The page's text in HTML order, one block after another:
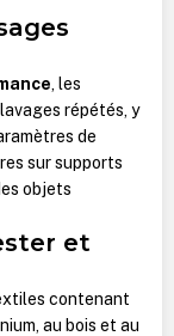
, les
répétés, y
de
sur supports
objets
et
contenant
au bois et au